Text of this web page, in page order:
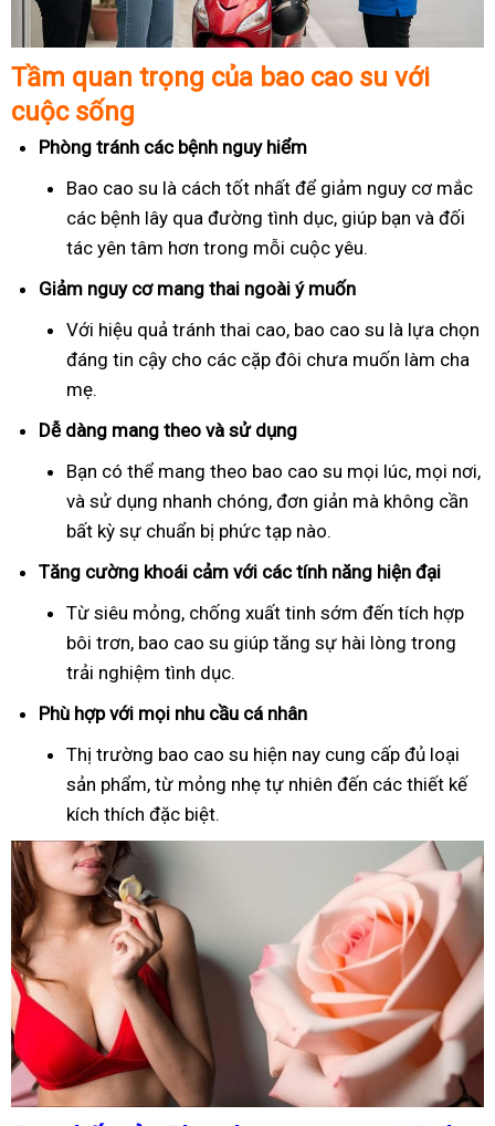
Tầm quan trọng của bao cao su với
cuộc sống
Phòng tránh các bệnh nguy hiểm
Bao cao su là cách tốt nhất để giảm nguy cơ mắc
các bệnh lây qua đường tình dục, giúp bạn và đối
tác yên tâm hơn trong mỗi cuộc yêu.
Giảm nguy cơ mang thai ngoài ý muốn
Với hiệu quả tránh thai cao, bao cao su là lựa chọn
đáng tin cậy cho các cặp đôi chưa muốn làm cha
mẹ.
Dễ dàng mang theo và sử dụng
Bạn có thể mang theo bao cao su mọi lúc, mọi nơi,
và sử dụng nhanh chóng, đơn giản mà không cần
bất kỳ sự chuẩn bị phức tạp nào.
Tăng cường khoái cảm với các tính năng hiện đại
Từ siêu mỏng, chống xuất tinh sớm đến tích hợp
bôi trơn, bao cao su giúp tăng sự hài lòng trong
trải nghiệm tình dục.
Phù hợp với mọi nhu cầu cá nhân
Thị trường bao cao su hiện nay cung cấp đủ loại
sản phẩm, từ mỏng nhẹ tự nhiên đến các thiết kế
kích thích đặc biệt.